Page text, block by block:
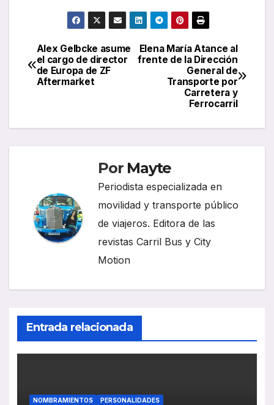
Navegación
de
Elena María Atance al
frente de la Dirección
General de
Transporte por
Carretera y
Ferrocarril
Alex Gelbcke asume
el cargo de director
de Europa de ZF
Aftermarket
Por Mayte
Periodista especializada en
movilidad y transporte público
de viajeros. Editora de las
revistas Carril Bus y City
Motion
Entrada relacionada
NOMBRAMIENTOS PERSONALIDADES